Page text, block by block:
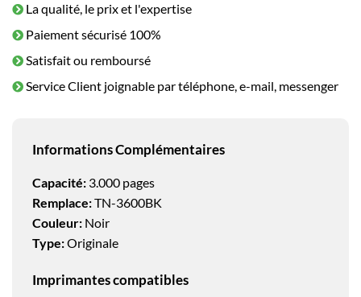
La qualité, le prix et l'expertise
Paiement sécurisé 100%
Satisfait ou remboursé
Service Client joignable par téléphone, e-mail, messenger
Informations Complémentaires
Capacité: 3.000 pages
Remplace:TN-3600BK
Couleur: Noir
Type:Originale
Imprimantes compatibles